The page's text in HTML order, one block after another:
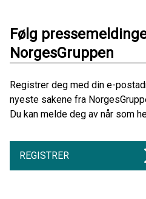
Følg
NorgesGruppen
Registrer deg med din e-
nyeste sakene fra
Du kan melde deg av når som
REGISTRER